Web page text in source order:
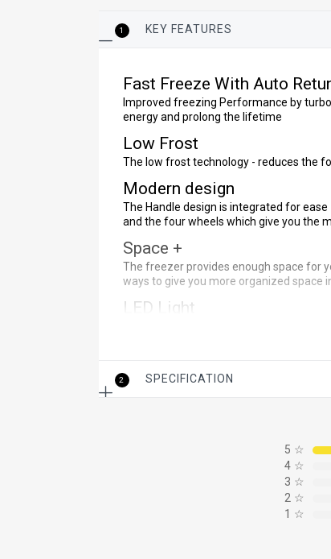
1 KEY FEATURES
Fast Freeze With Auto
Improved freezing Performance by
energy and prolong the lifetime
Low Frost
The low frost technology - reduces the
Modern design
The Handle design is integrated for
and the four wheels which give you the
Space +
The freezer provides enough space for
ways to give you more organized space
LED Light
Which gives you the ability to lock the
2 SPECIFICATION
5 ☆
4 ☆
3 ☆
2 ☆
1 ☆